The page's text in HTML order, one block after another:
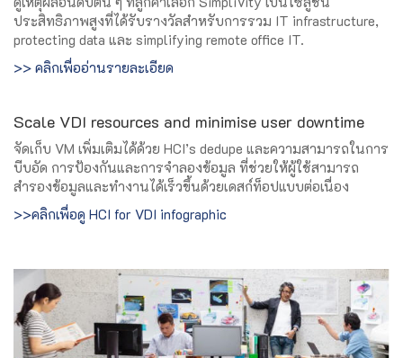
ประสิทธิภาพสูงที่ได้รับรางวัลสำหรับการรวม IT infrastructure,
protecting data และ simplifying remote office IT.
>> คลิกเพื่ออ่านรายละเอียด
Scale VDI resources and minimise user downtime
จัดเก็บ VM เพิ่มเติมได้ด้วย HCI’s dedupe และความสามารถในการ
บีบอัด การป้องกันและการจำลองข้อมูล ที่ช่วยให้ผู้ใช้สามารถ
สำรองข้อมูลและทำงานได้เร็วขึ้นด้วยเดสก์ท็อปแบบต่อเนื่อง
>>คลิกเพื่อดู HCI for VDI infographic